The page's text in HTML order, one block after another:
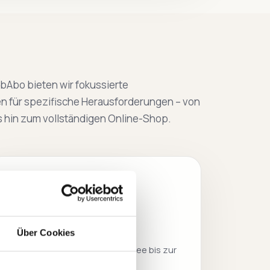
Über Cookies
bieten wir fokussierte
für spezifische Herausforderungen – von
hin zum vollständigen Online-Shop.
Branding & Design
Logos, Corporate Identity und
Grafikdesign – von der ersten Idee bis zur